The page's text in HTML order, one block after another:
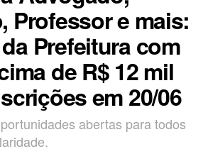
Professor e mais:
Prefeitura com
de R$ 12 mil
em 20/06
abertas para todos